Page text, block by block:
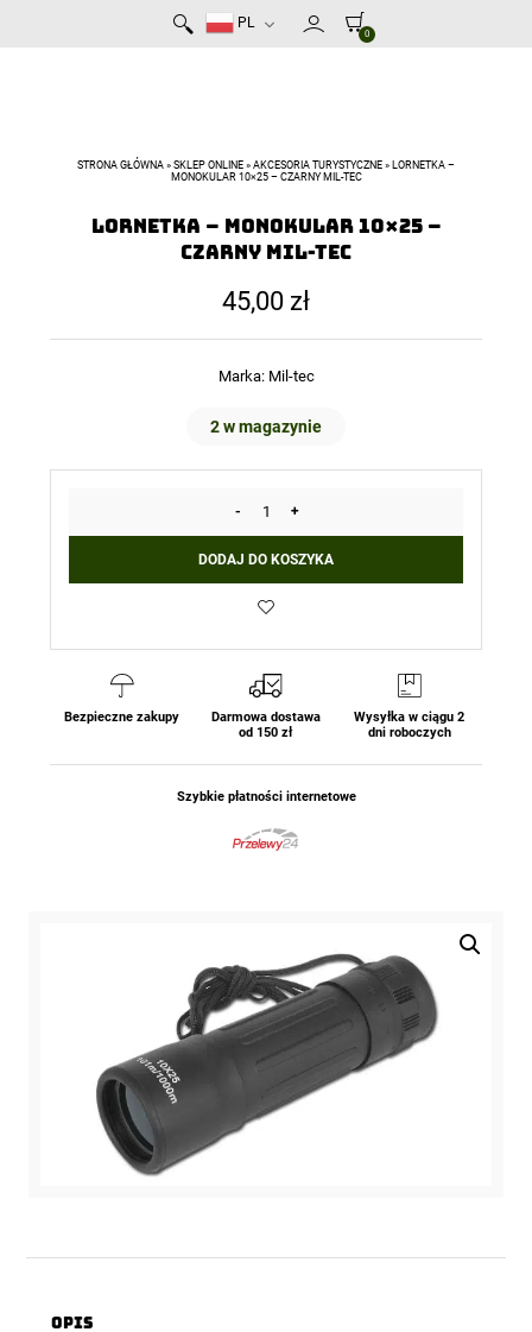
PL
0
STRONA GŁÓWNA » SKLEP ONLINE » AKCESORIA TURYSTYCZNE » LORNETKA –
MONOKULAR 10×25 – CZARNY MIL-TEC
Lornetka – Monokular 10×25 –
Czarny Mil-Tec
45,00 zł
Marka: Mil-tec
2 w magazynie
-
ilość
-
10x25
Mil-
Tec
+
DODAJ DO KOSZYKA
Bezpieczne zakupy
Darmowa dostawa
od 150 zł
Wysyłka w ciągu 2
dni roboczych
Szybkie płatności internetowe
Opis